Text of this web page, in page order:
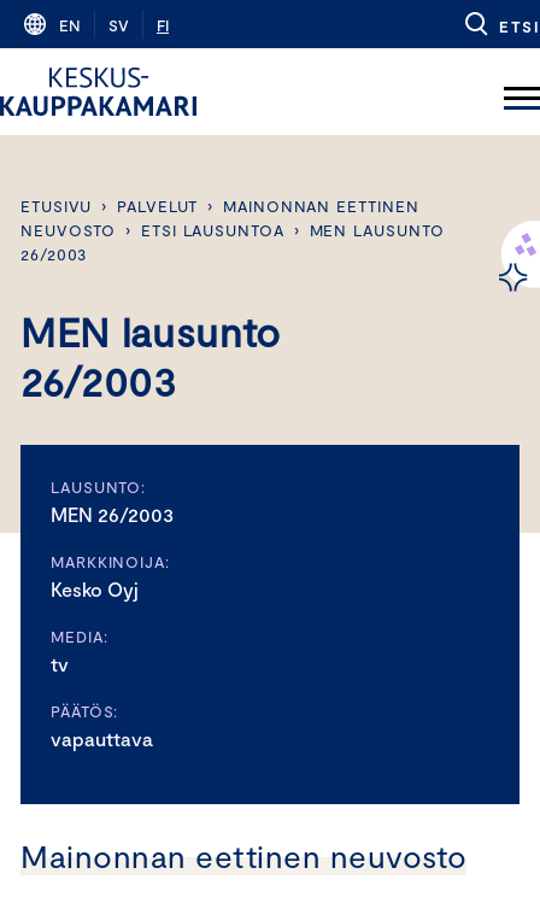
Skip
content
EN SV FI ETSI
ETUSIVU › PALVELUT ›
MAINONNAN EETTINEN
NEUVOSTO
› ETSI LAUSUNTOA ›
MEN LAUSUNTO
26/2003
MEN lausunto
26/2003
LAUSUNTO:
MEN 26/2003
MARKKINOIJA:
Kesko Oyj
MEDIA:
tv
PÄÄTÖS:
vapauttava
Mainonnan eettinen neuvosto